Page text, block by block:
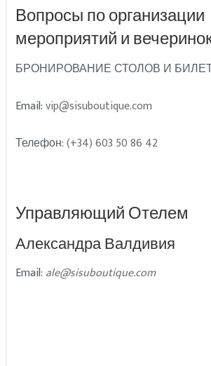
Вопросы по организации
мероприятий и
БРОНИРОВАНИЕ СТОЛОВ И
Email:vip@sisuboutique.com
Телефон:(+34) 603 50 86 42
Управляющий Отелем
Александра Валдивия
Email: ale@sisuboutique.com